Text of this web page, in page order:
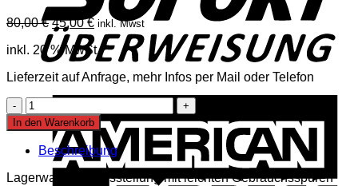
80,00€Ursprünglicher
Preis
war:
80,00 €
45,00€Aktueller
Preis
ist:
45,00 €.
inkl. Mwst
inkl. 20 % MwSt.
Lieferzeit auf Anfrage, mehr Infos per Mail oder Telefon
Paiste
101
Brass
13"
HiHat
Becken
In den Warenkorb
Beschreibung
Lagerware aus Ausstellung mit leichten Gebrauchsspuren